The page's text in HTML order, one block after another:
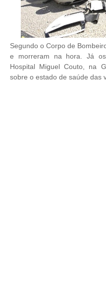
Segundo o Corpo de
e morreram na hora. Já
Hospital Miguel Couto, na
sobre o estado de saúde das